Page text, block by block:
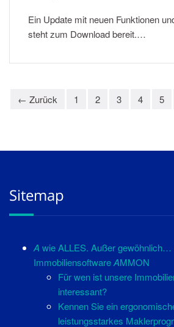
Ein Update mit neuen Funktionen
steht zum Download bereit.…
← Zurück 1 2 3 4 5
Sitemap
A wie ALLES. Außer gewöhnlich…
ImmobiliensoftwareAMMON
Für wen ist unsere
interessant?
Kennen Sie ein
leistungsstarkes